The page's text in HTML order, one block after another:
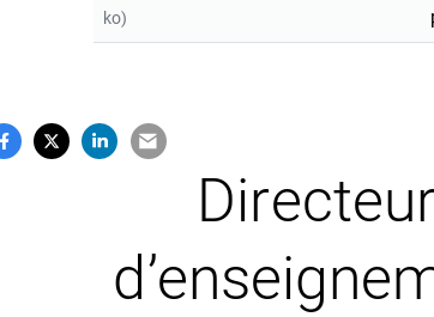
ko)
Partager sur Facebook
(ouverture dans un nouvel onglet)
Partager sur X (Twitter)
(ouverture dans un nouvel onglet)
Partager sur LinkedIn
(ouverture dans un nouvel onglet)
Partager par e-mail
(ouverture dans un nouvel onglet)